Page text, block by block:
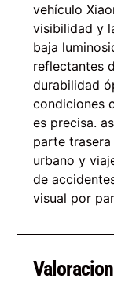
vehículo
visibilidad y
baja
reflectantes
durabilidad
condiciones
es precisa.
parte
urbano y
de
visual por